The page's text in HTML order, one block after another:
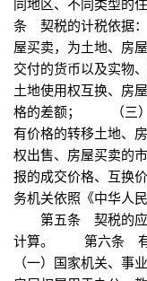
条 契税的计税依据
屋买卖，为土地、房
交付的货币以及实
土地使用权互换、房
格的差额； （三）
有价格的转移土地、
权出售、房屋买卖
报的成交价格、互换
务机关依照《中华人
第五条 契税的应
计算。 第六条 有
（一）国家机关、事